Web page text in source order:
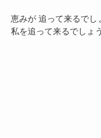
恵みが 追って来るでし
私を追って来るでしょう